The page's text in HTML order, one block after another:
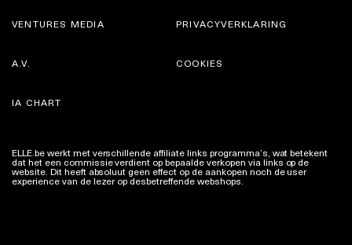
VENTURES MEDIA PRIVACYVERKLARING
A.V.
IA CHART
COOKIES
ELLE.be werkt met verschillende affiliate links programma’s, wat betekent
dat het een commissie verdient op bepaalde verkopen via links op de
website. Dit heeft absoluut geen effect op de aankopen noch de user
experience van de lezer op desbetreffende webshops.